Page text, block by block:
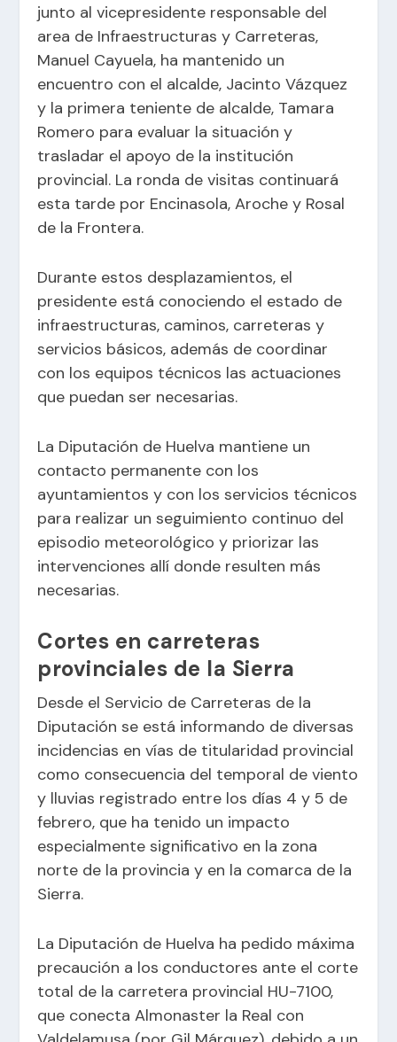
junto al vicepresidente responsable del
area de Infraestructuras y Carreteras,
Manuel Cayuela, ha mantenido un
encuentro con el alcalde, Jacinto Vázquez
y la primera teniente de alcalde, Tamara
Romero para evaluar la situación y
trasladar el apoyo de la institución
provincial. La ronda de visitas continuará
esta tarde por Encinasola, Aroche y Rosal
de la Frontera.
Durante estos desplazamientos, el
presidente está conociendo el estado de
infraestructuras, caminos, carreteras y
servicios básicos, además de coordinar
con los equipos técnicos las actuaciones
que puedan ser necesarias.
La Diputación de Huelva mantiene un
contacto permanente con los
ayuntamientos y con los servicios técnicos
para realizar un seguimiento continuo del
episodio meteorológico y priorizar las
intervenciones allí donde resulten más
necesarias.
Cortes en carreteras
provinciales de la Sierra
Desde el Servicio de Carreteras de la
Diputación se está informando de diversas
incidencias en vías de titularidad provincial
como consecuencia del temporal de viento
y lluvias registrado entre los días 4 y 5 de
febrero, que ha tenido un impacto
especialmente significativo en la zona
norte de la provincia y en la comarca de la
Sierra.
La Diputación de Huelva ha pedido máxima
precaución a los conductores ante el corte
total de la carretera provincial HU-7100,
que conecta Almonaster la Real con